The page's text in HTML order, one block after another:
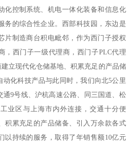
化控制系统、机电一体化装备和信息化
务的综合性企业。西部科技园，东边是
片制造商台积电毗邻，作为西门子授权
，西门子一级代理商，西门子PLC代理
立现代化仓储基地、积累充足的产品储
化科技产品与此同时，我们向北5公里
通9号线、沪杭高速公路、同三国道、松
业区与上海市内外连接，交通十分便
积累充足的产品储备、引入万余款各式
以持续的服务，取得了年销售额10亿元